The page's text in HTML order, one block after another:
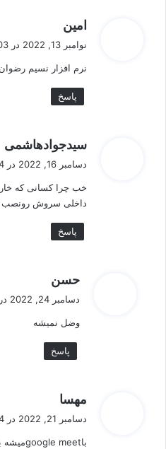
امین
ف
:
نوامبر 13, 2022 در 6:03 ب.ظ
نرم افزار نسیم
پاسخ
سیدجوادهاشمی
ف
:
دسامبر 16, 2022 در 10:24 ب.ظ
خب چرا کسانی که
داخلی سروش رونصب
پاسخ
حسن
ف
:
دسامبر 24, 2022 در 1:45 ب.ظ
وضل نمیشه
پاسخ
مهسا
ف
دسامبر 21, 2022 در 9:24 ق.ظ
باgoogle meetمیشه باخارج وصل شد